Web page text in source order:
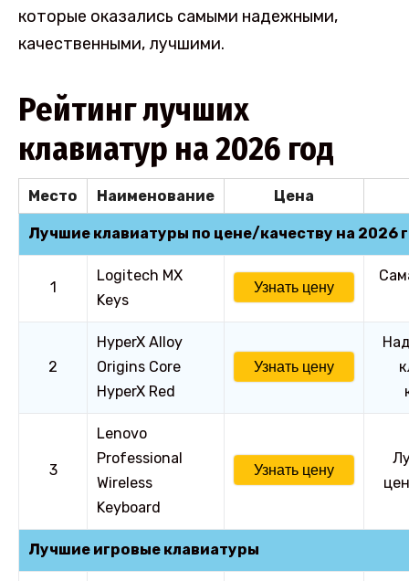
которые оказались самыми надежными,
качественными, лучшими.
Рейтинг лучших
клавиатур на 2026 год
Место Наименование Цена
Лучшие клавиатуры по цене/качеству на 2026
1
Logitech MX
Keys
Узнать цену
2
HyperX Alloy
Origins Core
HyperX Red
Узнать цену
3
Lenovo
Professional
Wireless
Keyboard
Узнать цену
Лучшие игровые клавиатуры